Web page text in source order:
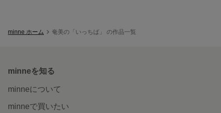
minne ホーム 奄美の「いっちば」 の作品一覧
minneを知る
minneについて
minneで買いたい